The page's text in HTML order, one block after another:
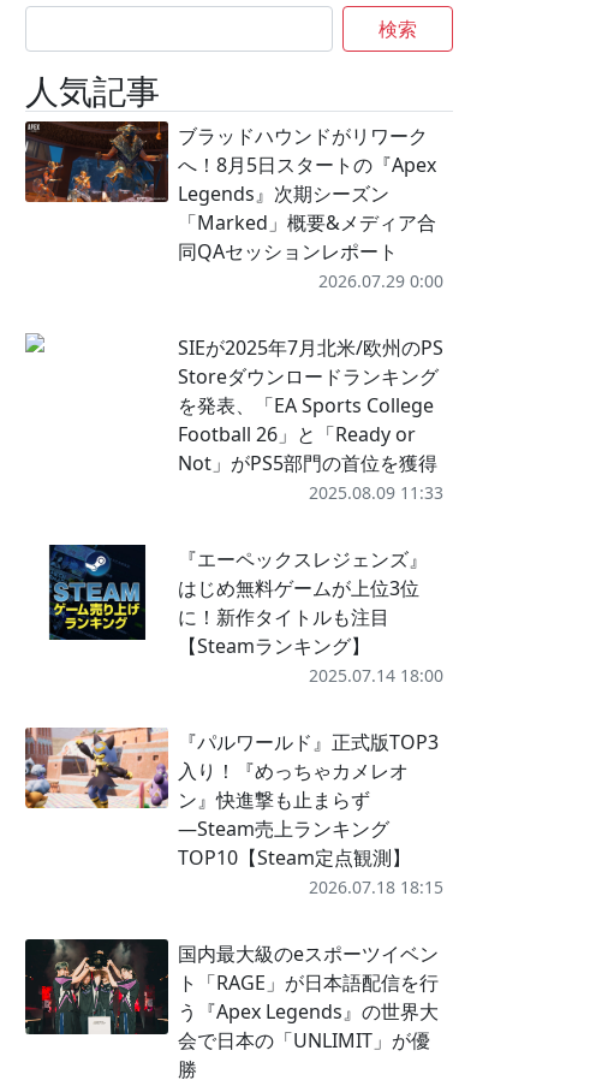
検索
人気記事
ブラッドハウンドがリワーク
へ！8月5日スタートの『Apex
Legends』次期シーズン
「Marked」概要&メディア合
同QAセッションレポート
2026.07.29 0:00
SIEが2025年7月北米/欧州のPS
Storeダウンロードランキング
を発表、「EA Sports College
Football 26」と「Ready or
Not」がPS5部門の首位を獲得
2025.08.09 11:33
『エーペックスレジェンズ』
はじめ無料ゲームが上位3位
に！新作タイトルも注目
【Steamランキング】
2025.07.14 18:00
『パルワールド』正式版TOP3
入り！『めっちゃカメレオ
ン』快進撃も止まらず
―Steam売上ランキング
TOP10【Steam定点観測】
2026.07.18 18:15
国内最大級のeスポーツイベン
ト「RAGE」が日本語配信を行
う『Apex Legends』の世界大
会で日本の「UNLIMIT」が優
勝